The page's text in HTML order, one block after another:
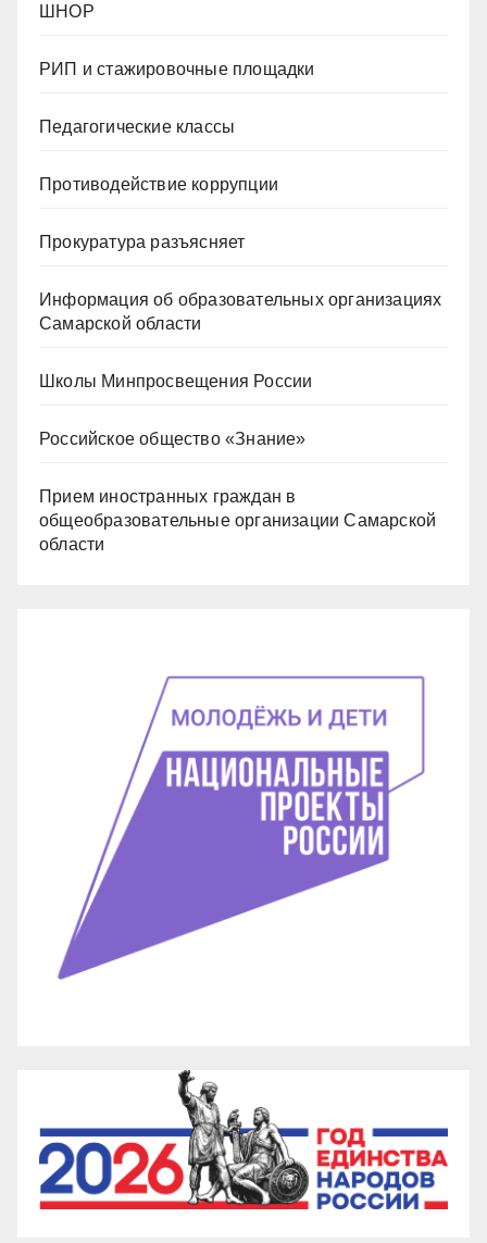
ШНОР
РИП и стажировочные площадки
Педагогические классы
Противодействие коррупции
Прокуратура разъясняет
Информация об образовательных организациях
Самарской области
Школы Минпросвещения России
Российское общество «Знание»
Прием иностранных граждан в
общеобразовательные организации Самарской
области